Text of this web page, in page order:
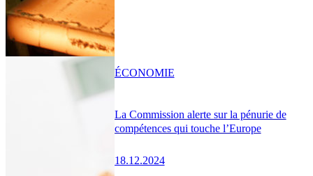
La Commission alerte sur la pénurie de
compétences qui touche l’Europe
18.12.2024
ÉCONOMIE